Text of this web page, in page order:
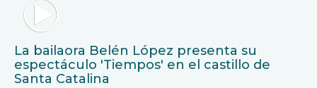
La bailaora Belén López presenta su
espectáculo 'Tiempos' en el castillo de
Santa Catalina